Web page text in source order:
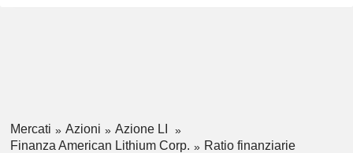
Mercati Azioni
Azione LI
Finanza American Lithium Corp.
Ratio finanziarie